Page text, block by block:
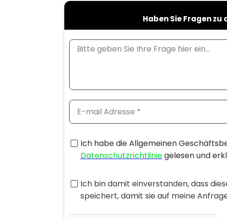
Haben Sie Fragen zu
Ich habe die Allgemeinen
Datenschutzrichtliniegelesen und
Ich bin damit einverstanden, dass
speichert, damit sie auf meine